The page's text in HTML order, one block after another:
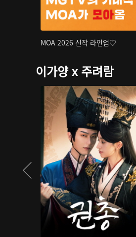
MOA 2026 신작 라인업♡
이가양 x 주려람